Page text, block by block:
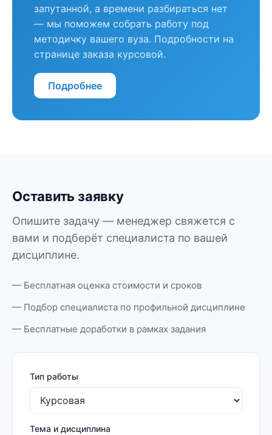
запутанной, а времени разбираться нет
— мы поможем собрать работу под
методичку вашего вуза. Подробности на
странице заказа курсовой.
Подробнее
Оставить заявку
Опишите задачу — менеджер свяжется с
вами и подберёт специалиста по вашей
дисциплине.
— Бесплатная оценка стоимости и сроков
— Подбор специалиста по профильной дисциплине
— Бесплатные доработки в рамках задания
Тип работы
Тема и дисциплина